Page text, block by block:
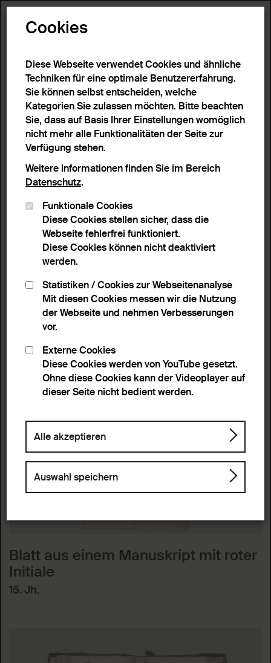
125 Ergebnisse
Start>Detailsuche>Suchergebnisse
Filter
Entferne Filter
Objektbezeichnung : Handschrift
Sortieren nach
Anzahl Ergebnisse
Blatt aus einem Manuskript mit roter
Initiale
15. Jh.
Cookies
Diese Webseite verwendet Cookies und ähnliche
Techniken für eine optimale Benutzererfahrung.
Sie können selbst entscheiden, welche
Kategorien Sie zulassen möchten. Bitte beachten
Sie, dass auf Basis Ihrer Einstellungen womöglich
nicht mehr alle Funktionalitäten der Seite zur
Verfügung stehen.
Weitere Informationen finden Sie im Bereich
Datenschutz.
Funktionale Cookies
Diese Cookies stellen sicher, dass die
Webseite fehlerfrei funktioniert.
Diese Cookies können nicht deaktiviert
werden.
Statistiken / Cookies zur Webseitenanalyse
Mit diesen Cookies messen wir die Nutzung
der Webseite und nehmen Verbesserungen
vor.
Externe Cookies
Diese Cookies werden von YouTube gesetzt.
Ohne diese Cookies kann der Videoplayer auf
dieser Seite nicht bedient werden.
Alle akzeptieren
Auswahl speichern